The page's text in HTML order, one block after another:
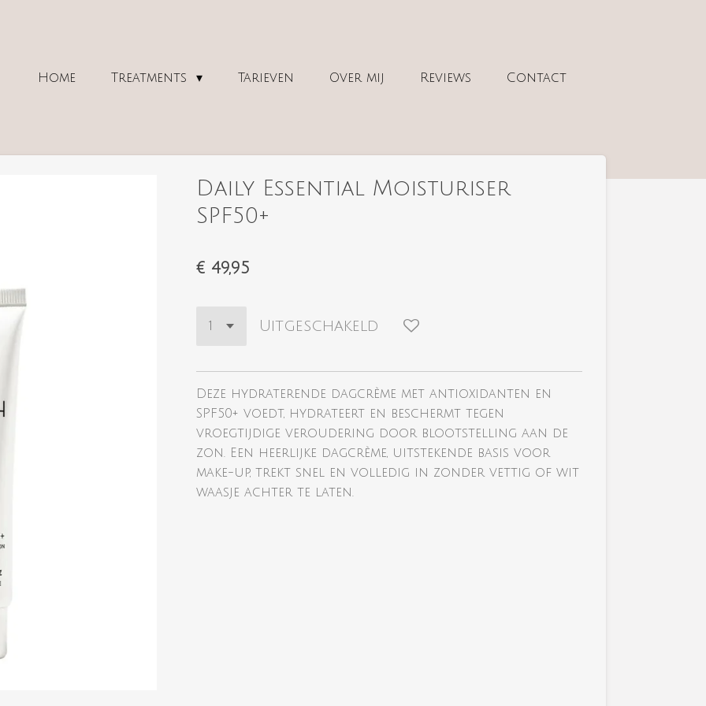
Home Treatments Tarieven Over mij Reviews Contact
Daily Essential Moisturiser
SPF50+
€ 49,95
Uitgeschakeld
Deze hydraterende dagcrème met antioxidanten en
SPF50+ voedt, hydrateert en beschermt tegen
vroegtijdige veroudering door blootstelling aan de
zon. Een heerlijke dagcrème, uitstekende basis voor
make-up, trekt snel en volledig in zonder vettig of wit
waasje achter te laten.